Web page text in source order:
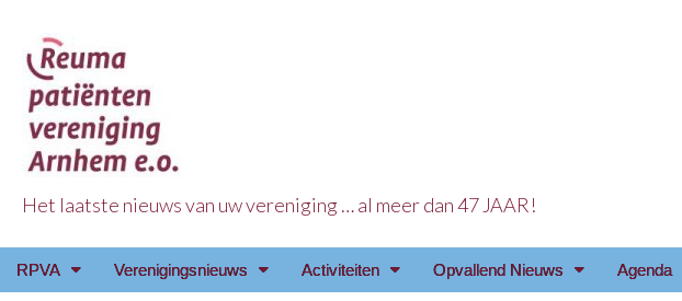
Reuma Patienten
Het laatste nieuws van uw vereniging … al meer dan 47 JAAR!
Main
Skip
RPVA Verenigingsnieuws Activiteiten Opvallend Nieuws Agenda